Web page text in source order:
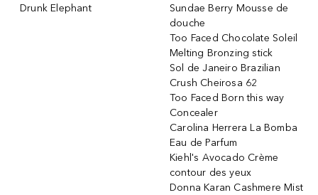
Drunk Elephant
Sundae Berry Mousse de
douche
Too Faced Chocolate Soleil
Melting Bronzing stick
Sol de Janeiro Brazilian
Crush Cheirosa 62
Too Faced Born this way
Concealer
Carolina Herrera La Bomba
Eau de Parfum
Kiehl's Avocado Crème
contour des yeux
Donna Karan Cashmere Mist